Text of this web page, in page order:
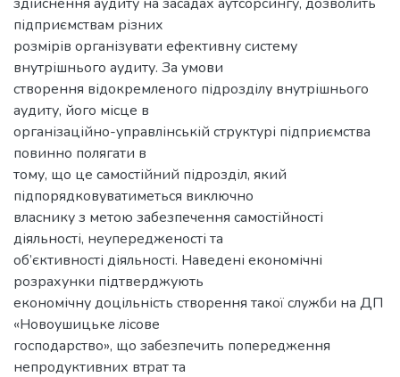
підприємствам різних
розмірів організувати ефективну систему
внутрішнього аудиту. За умови
створення відокремленого підрозділу внутрішнього
аудиту, його місце в
організаційно-управлінській структурі підприємства
повинно полягати в
тому, що це самостійний підрозділ, який
підпорядковуватиметься виключно
власнику з метою забезпечення самостійності
діяльності, неупередженості та
об’єктивності діяльності. Наведені економічні
розрахунки підтверджують
економічну доцільність створення такої служби на ДП
«Новоушицьке лісове
господарство», що забезпечить попередження
непродуктивних втрат та